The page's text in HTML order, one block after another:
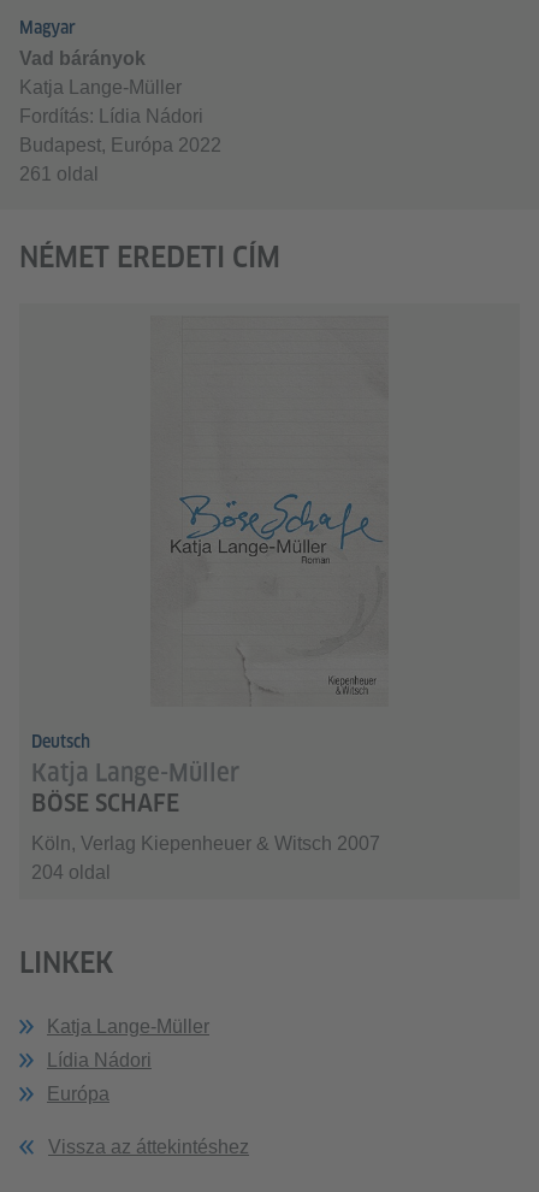
Magyar
Vad bárányok
Katja Lange-Müller
Fordítás: Lídia Nádori
Budapest, Európa 2022
261 oldal
NÉMET EREDETI CÍM
Deutsch
Katja Lange-Müller
BÖSE SCHAFE
Köln, Verlag Kiepenheuer & Witsch 2007
204 oldal
LINKEK
Katja Lange-Müller
Lídia Nádori
Európa
Vissza az áttekintéshez